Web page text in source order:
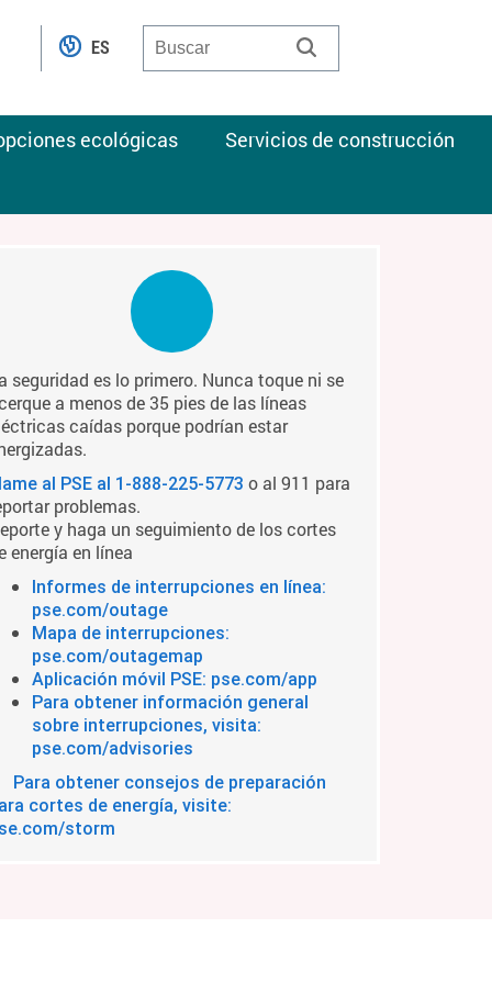
ecológicas Servicios de construcción
ES
seguridad es lo primero. Nunca toque ni se
a menos de 35 pies de las líneas
caídas porque podrían estar
al PSE al 1-888-225-5773 o al 911 para
problemas.
y haga un seguimiento de los cortes
energía en línea
Informes de interrupciones en línea:
pse.com/outage
Mapa de interrupciones:
pse.com/outagemap
Aplicación móvil PSE: pse.com/app
Para obtener información general
sobre interrupciones, visita:
pse.com/advisories
Para obtener consejos de preparación
cortes de energía, visite:
storm